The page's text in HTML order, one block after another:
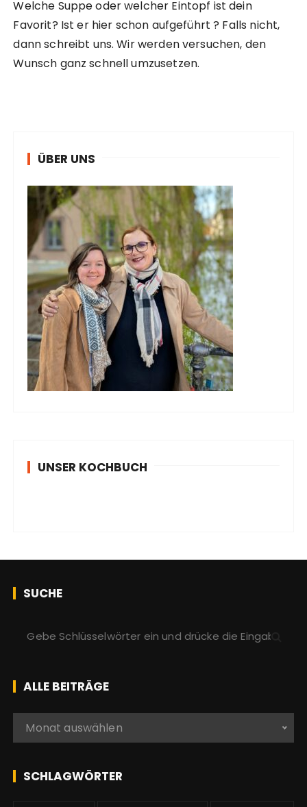
Welche Suppe oder welcher Eintopf ist dein
Favorit? Ist er hier schon aufgeführt ? Falls nicht,
dann schreibt uns. Wir werden versuchen, den
Wunsch ganz schnell umzusetzen.
ÜBER UNS
UNSER KOCHBUCH
SUCHE
h
e
n
c
:
ALLE BEITRÄGE
e
Monat auswählen
SCHLAGWÖRTER